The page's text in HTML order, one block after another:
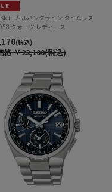
カルバンクライン タイムレス
クォーツ レディース
(税込)
格￥23,100(税込)